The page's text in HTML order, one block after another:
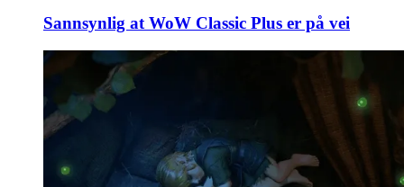
Sannsynlig at WoW Classic Plus er på vei